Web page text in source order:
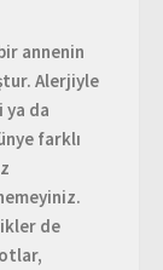
annenin
Alerjiyle
ya da
farklı
de